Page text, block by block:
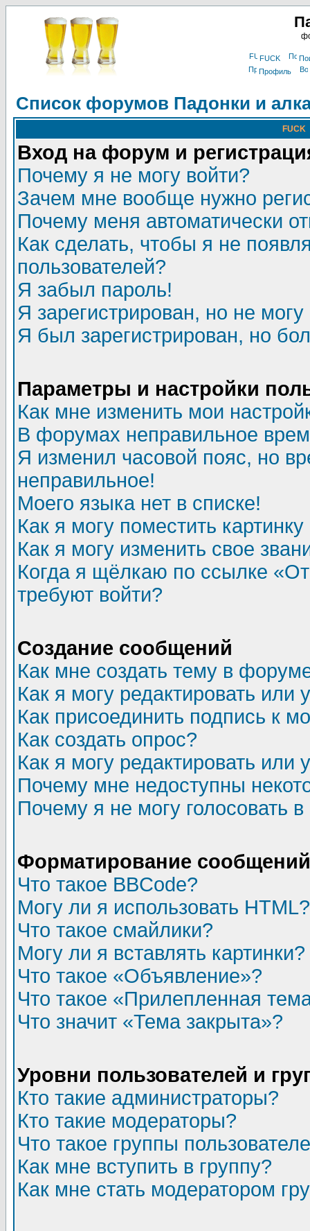
FUCK
Профиль
Список форумов Падонки и
FUCK
Вход на форум и
Почему я не могу войти?
Зачем мне вообще нужно
Почему меня автоматически
Как сделать, чтобы я не
пользователей?
Я забыл пароль!
Я зарегистрирован, но не могу
Я был зарегистрирован, но
Параметры и настройки
Как мне изменить мои
В форумах неправильное
Я изменил часовой пояс, но
неправильное!
Моего языка нет в списке!
Как я могу поместить
Как я могу изменить свое
Когда я щёлкаю по ссылке
требуют войти?
Создание сообщений
Как мне создать тему в
Как я могу редактировать или
Как присоединить подпись к
Как создать опрос?
Как я могу редактировать или
Почему мне недоступны
Почему я не могу голосовать
Форматирование
Что такое BBCode?
Могу ли я использовать HTML?
Что такое смайлики?
Могу ли я вставлять картинки?
Что такое «Объявление»?
Что такое «Прилепленная
Что значит «Тема закрыта»?
Уровни пользователей и
Кто такие администраторы?
Кто такие модераторы?
Что такое группы
Как мне вступить в группу?
Как мне стать модератором